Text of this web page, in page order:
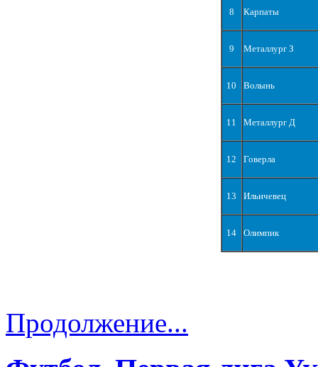
8 Карпаты
9 Металлург З
10 Волынь
11 Металлург Д
12 Говерла
13 Ильичевец
14 Олимпик
Продолжение...